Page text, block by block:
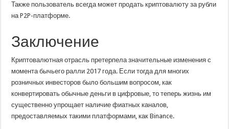
Также пользователь всегда может продать криптовалюту за рубли
на P2P-платформе.
Заключение
Криптовалютная отрасль претерпела значительные изменения с
момента бычьего ралли 2017 года. Если тогда для многих
розничных инвесторов было большим вопросом, как
конвертировать обычные деньги в цифровые, то теперь жизнь им
существенно упрощает наличие фиатных каналов,
предоставляемых такими платформами, как Binance.